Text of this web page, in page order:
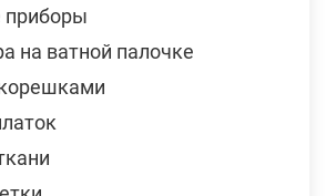
приборы
на ватной палочке